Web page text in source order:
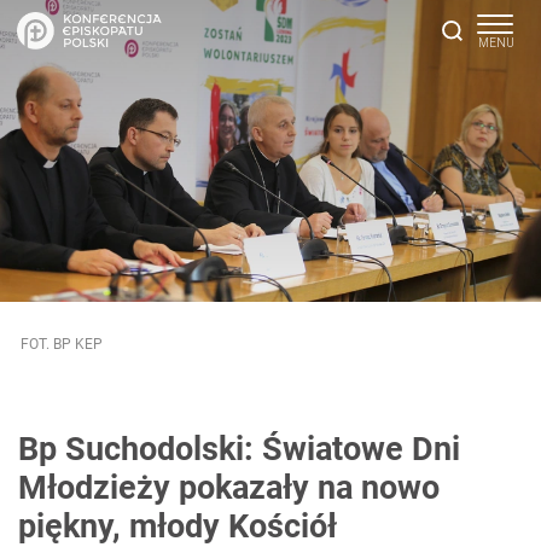
FOT. BP KEP
Bp Suchodolski: Światowe Dni
Młodzieży pokazały na nowo
piękny, młody Kościół